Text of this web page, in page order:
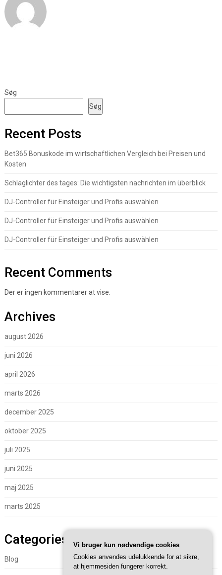
Søg
Søg
Recent Posts
Bet365 Bonuskode im wirtschaftlichen Vergleich bei Preisen und
Kosten
Schlaglichter des tages: Die wichtigsten nachrichten im überblick
DJ-Controller für Einsteiger und Profis auswählen
DJ-Controller für Einsteiger und Profis auswählen
DJ-Controller für Einsteiger und Profis auswählen
Recent Comments
Der er ingen kommentarer at vise.
Archives
august 2026
juni 2026
april 2026
marts 2026
december 2025
oktober 2025
juli 2025
juni 2025
maj 2025
marts 2025
Categories
Blog
Vi bruger kun nødvendige cookies
Cookies anvendes udelukkende for at sikre,
at hjemmesiden fungerer korrekt.